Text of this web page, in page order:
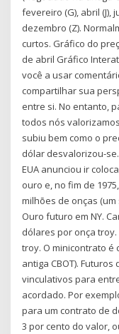
fevereiro (G), abril (J),
dezembro (Z).
curtos. Gráfico do
de abril Gráfico
você a usar
compartilhar sua
entre si. No entanto,
todos nós
subiu bem como o
dólar desvalorizou-
EUA anunciou ir
ouro e, no fim de
milhões de onças
Ouro futuro em NY.
dólares por onça
troy. O minicontrato é
antiga CBOT).
vinculativos para
acordado. Por
para um contrato de
3 por cento do valor,